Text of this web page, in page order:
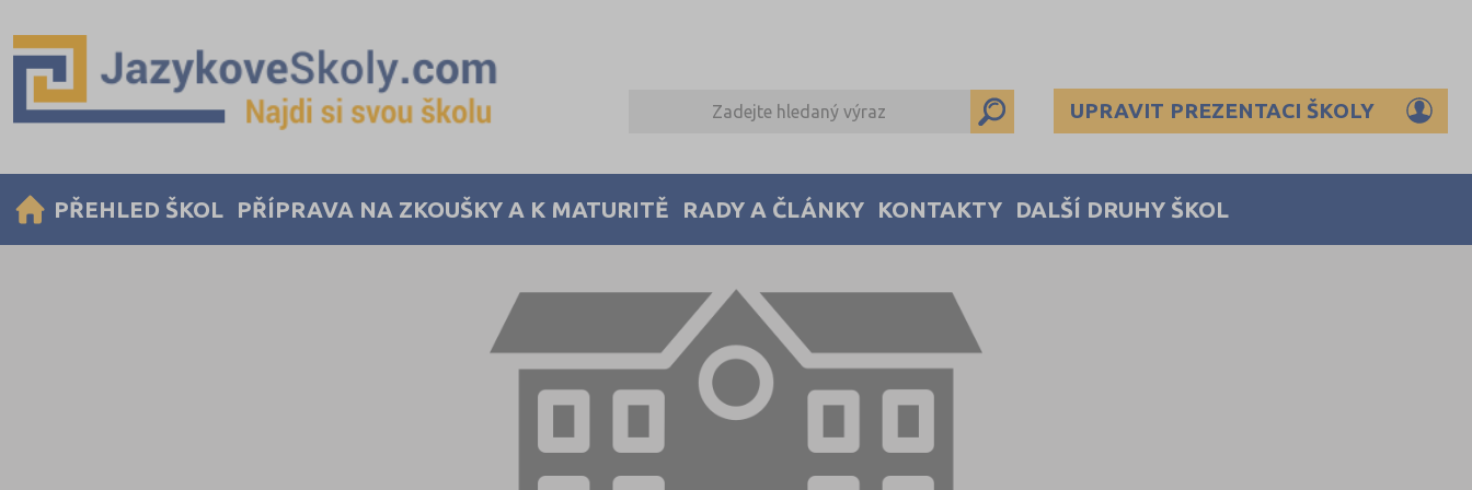
UPRAVIT PREZENTACI ŠKOLY
PŘEHLED ŠKOL PŘÍPRAVA NA ZKOUŠKY A K MATURITĚ RADY A ČLÁNKY KONTAKTY DALŠÍ DRUHY ŠKOL